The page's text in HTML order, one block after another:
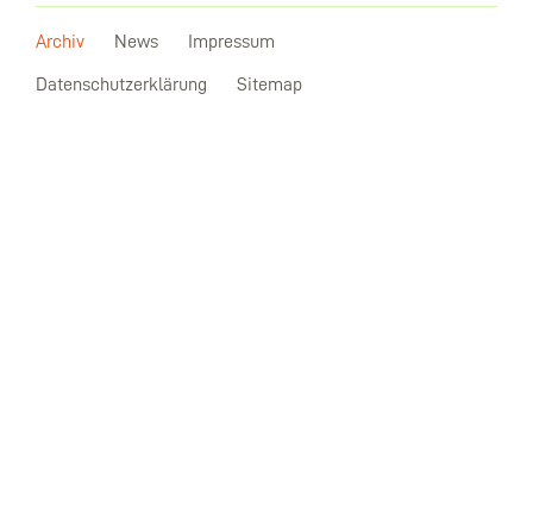
Archiv News Impressum
Datenschutzerklärung Sitemap